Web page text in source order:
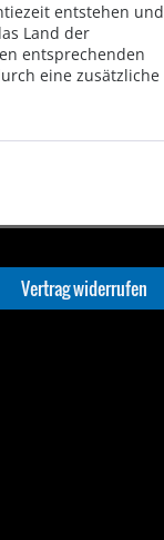
entstehen und
Land der
entsprechenden
eine zusätzliche
Vertrag widerrufen